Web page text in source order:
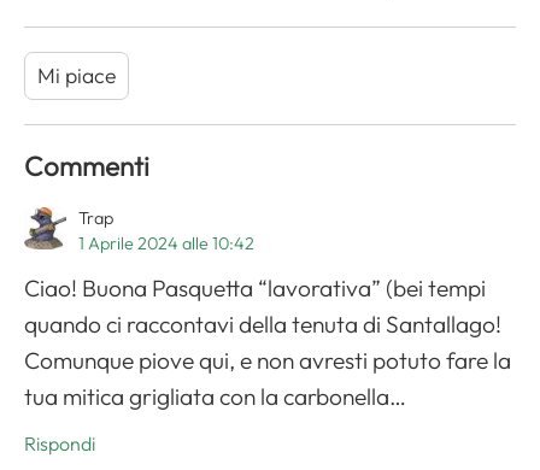
Mi piace
Commenti
Trap
1 Aprile 2024 alle 10:42
Ciao! Buona Pasquetta “lavorativa” (bei tempi
quando ci raccontavi della tenuta di Santallago!
Comunque piove qui, e non avresti potuto fare la
tua mitica grigliata con la carbonella…
Rispondi